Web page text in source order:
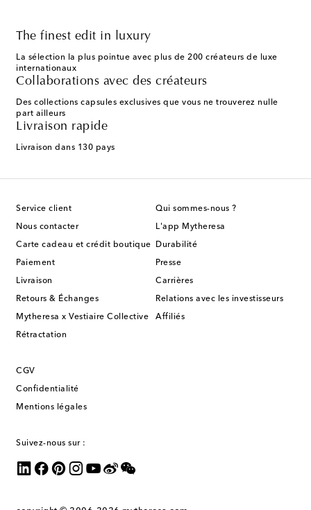
The finest edit in luxury
La sélection la plus pointue avec plus de 200 créateurs de luxe
internationaux
Collaborations avec des créateurs
Des collections capsules exclusives que vous ne trouverez nulle
part ailleurs
Livraison rapide
Livraison dans 130 pays
Service client
Nous contacter
Carte cadeau et crédit boutique
Paiement
Livraison
Retours & Échanges
Mytheresa x Vestiaire Collective
Rétractation
Qui sommes-nous ?
L'app Mytheresa
Durabilité
Presse
Carrières
Relations avec les investisseurs
Affiliés
CGV
Confidentialité
Mentions légales
Suivez-nous sur :